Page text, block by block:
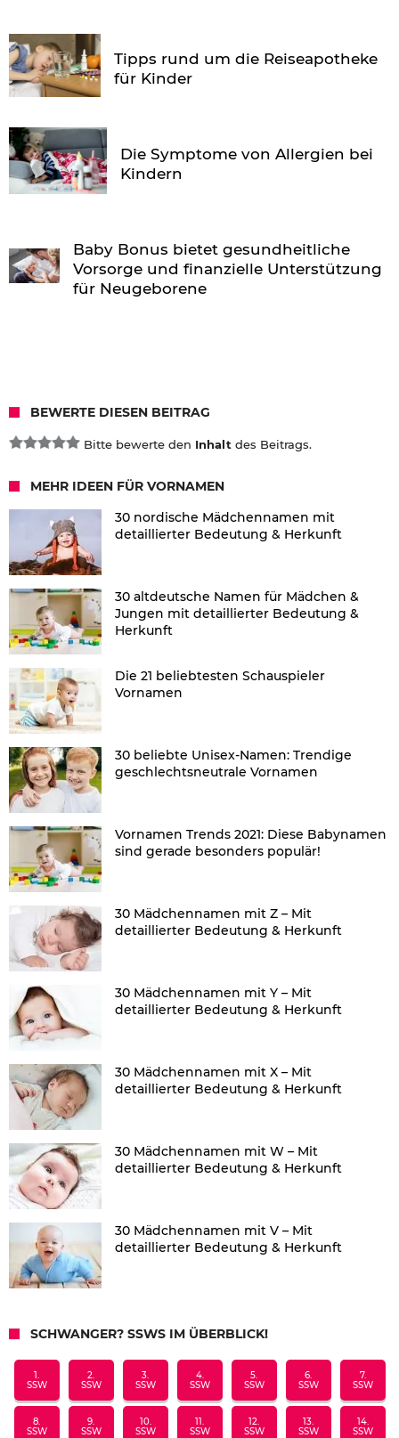
Tipps rund um die Reiseapotheke
für Kinder
Die Symptome von Allergien bei
Kindern
Baby Bonus bietet gesundheitliche
Vorsorge und finanzielle Unterstützung
für Neugeborene
BEWERTE DIESEN BEITRAG
Bitte bewerte den Inhalt des Beitrags.
MEHR IDEEN FÜR VORNAMEN
30 nordische Mädchennamen mit
detaillierter Bedeutung & Herkunft
30 altdeutsche Namen für Mädchen &
Jungen mit detaillierter Bedeutung &
Herkunft
Die 21 beliebtesten Schauspieler
Vornamen
30 beliebte Unisex-Namen: Trendige
geschlechtsneutrale Vornamen
Vornamen Trends 2021: Diese Babynamen
sind gerade besonders populär!
30 Mädchennamen mit Z – Mit
detaillierter Bedeutung & Herkunft
30 Mädchennamen mit Y – Mit
detaillierter Bedeutung & Herkunft
30 Mädchennamen mit X – Mit
detaillierter Bedeutung & Herkunft
30 Mädchennamen mit W – Mit
detaillierter Bedeutung & Herkunft
30 Mädchennamen mit V – Mit
detaillierter Bedeutung & Herkunft
SCHWANGER? SSWS IM ÜBERBLICK!
1.
SSW
2.
SSW
3.
SSW
4.
SSW
5.
SSW
6.
SSW
7.
SSW
8.
SSW
9.
SSW
10.
SSW
11.
SSW
12.
SSW
13.
SSW
14.
SSW